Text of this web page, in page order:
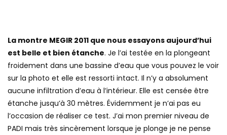
La montre MEGIR 2011 que nous essayons aujourd’hui
est belle et bien étanche. Je l’ai testée en la plongeant
froidement dans une bassine d’eau que vous pouvez le voir
sur la photo et elle est ressorti intact. Il n’y a absolument
aucune infiltration d’eau à l’intérieur. Elle est censée être
étanche jusqu’à 30 mètres. Évidemment je n’ai pas eu
l’occasion de réaliser ce test. J’ai mon premier niveau de
PADI mais très sincèrement lorsque je plonge je ne pense